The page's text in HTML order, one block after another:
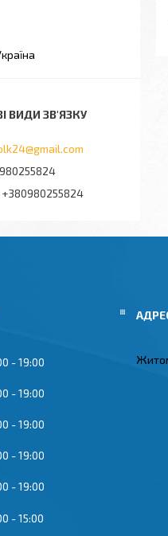
+380980255824
19:00
19:00
19:00
19:00
19:00
15:00